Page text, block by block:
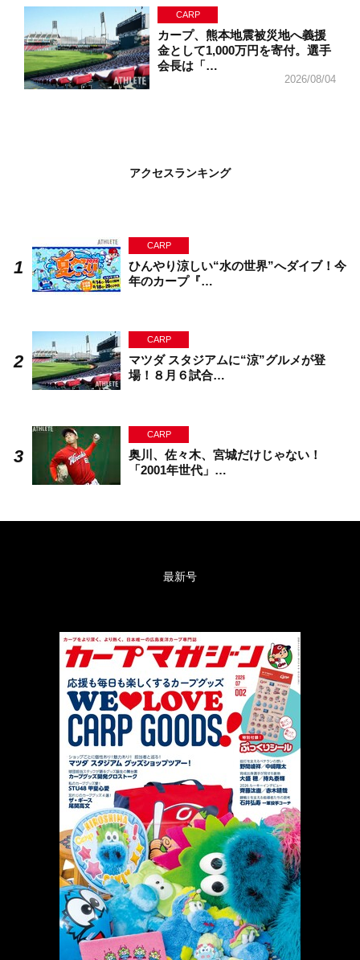
CARP
カープ、熊本地震被災地へ義援
金として1,000万円を寄付。選手
会長は「…
2026/08/04
アクセスランキング
CARP
ひんやり涼しい“水の世界”へダイブ！今
年のカープ『…
CARP
マツダ スタジアムに“涼”グルメが登
場！８月６試合…
CARP
奥川、佐々木、宮城だけじゃない！
「2001年世代」…
最新号